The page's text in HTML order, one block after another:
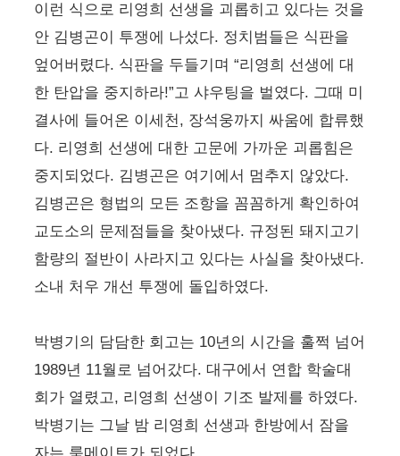
이런 식으로 리영희 선생을 괴롭히고 있다는 것을
안 김병곤이 투쟁에 나섰다. 정치범들은 식판을
엎어버렸다. 식판을 두들기며 “리영희 선생에 대
한 탄압을 중지하라!”고 샤우팅을 벌였다. 그때 미
결사에 들어온 이세천, 장석웅까지 싸움에 합류했
다. 리영희 선생에 대한 고문에 가까운 괴롭힘은
중지되었다. 김병곤은 여기에서 멈추지 않았다.
김병곤은 형법의 모든 조항을 꼼꼼하게 확인하여
교도소의 문제점들을 찾아냈다. 규정된 돼지고기
함량의 절반이 사라지고 있다는 사실을 찾아냈다.
소내 처우 개선 투쟁에 돌입하였다.
박병기의 담담한 회고는 10년의 시간을 훌쩍 넘어
1989년 11월로 넘어갔다. 대구에서 연합 학술대
회가 열렸고, 리영희 선생이 기조 발제를 하였다.
박병기는 그날 밤 리영희 선생과 한방에서 잠을